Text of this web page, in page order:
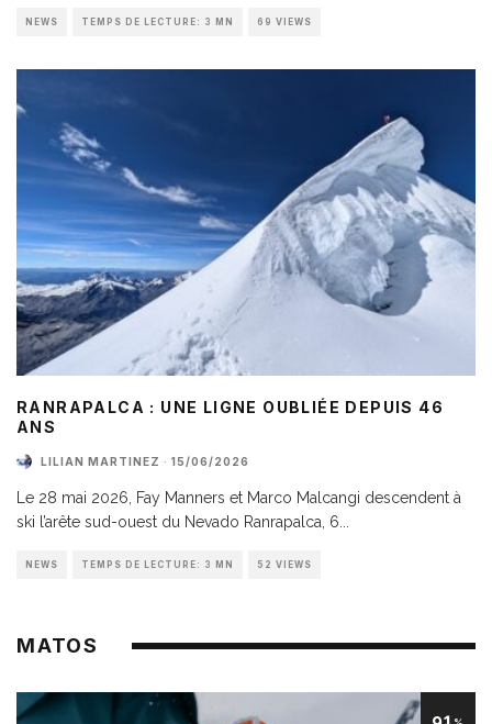
NEWS TEMPS DE LECTURE: 3 MN 69 VIEWS
RANRAPALCA : UNE LIGNE OUBLIÉE DEPUIS 46
ANS
LILIAN MARTINEZ · 15/06/2026
Le 28 mai 2026, Fay Manners et Marco Malcangi descendent à
ski l’arête sud-ouest du Nevado Ranrapalca, 6
NEWS TEMPS DE LECTURE: 3 MN 52 VIEWS
MATOS
91